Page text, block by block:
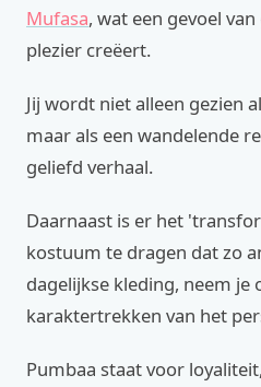
Mufasa, wat een gevoel
plezier creëert.
Jij wordt niet alleen gezien
maar als een wandelende
geliefd verhaal.
Daarnaast is er het
kostuum te dragen dat zo
dagelijkse kleding, neem je
karaktertrekken van het
Pumbaa staat voor